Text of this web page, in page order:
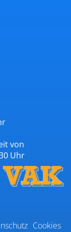
von
Uhr
Cookies